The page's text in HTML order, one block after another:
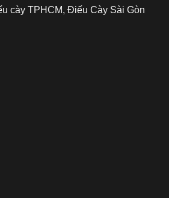
cày TPHCM, Điếu Cày Sài Gòn